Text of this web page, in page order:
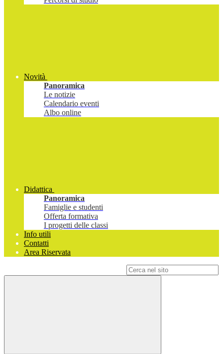
Novità
Panoramica
Le notizie
Calendario eventi
Albo online
Didattica
Panoramica
Famiglie e studenti
Offerta formativa
I progetti delle classi
Info utili
Contatti
Area Riservata